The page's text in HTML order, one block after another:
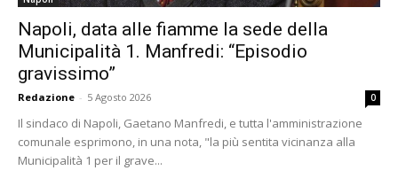
Napoli, data alle fiamme la sede della
Municipalità 1. Manfredi: “Episodio
gravissimo”
Redazione - 5 Agosto 2026 0
Il sindaco di Napoli, Gaetano Manfredi, e tutta l'amministrazione
comunale esprimono, in una nota, "la più sentita vicinanza alla
Municipalità 1 per il grave...